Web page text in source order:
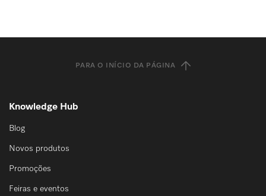
PARA O INÍCIO DA PÁGINA
Knowledge Hub
Blog
Novos produtos
Promoções
Feiras e eventos